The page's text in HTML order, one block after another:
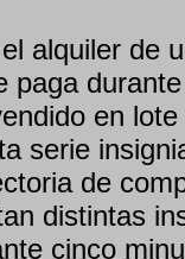
alquiler de
paga
en
serie
de
distintas
cinco